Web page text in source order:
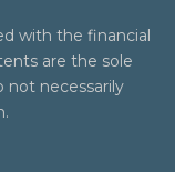
with the financial
are the sole
not necessarily